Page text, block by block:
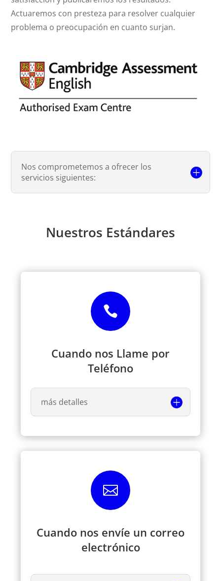
Actuaremos con presteza para resolver cualquier
problema o preocupación en cuanto surjan.
Nos comprometemos a ofrecer los
servicios siguientes:
Nuestros Estándares

Cuando nos Llame por
Teléfono
más detalles

Cuando nos envíe un correo
electrónico